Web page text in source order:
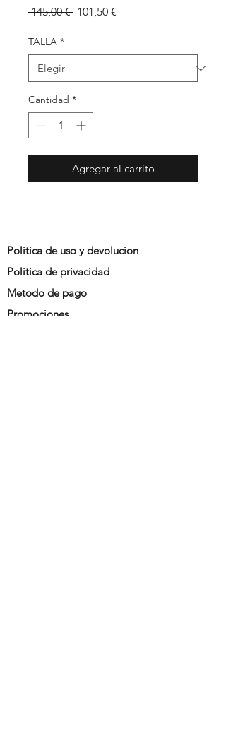
145,00 € Precio
101,50 €
TALLA *
Cantidad *
Agregar al carrito
Politica de uso y devolucion
Politica de privacidad
Metodo de pago
Promociones